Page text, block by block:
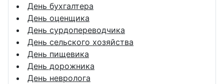
День бухгалтера
День оценщика
День сурдопереводчика
День сельского хозяйства
День пищевика
День дорожника
День невролога